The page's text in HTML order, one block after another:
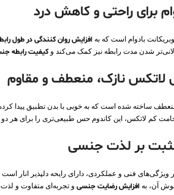
برای راحتی و کاهش درد
بادوام است که به افزایش روان‌ کنندگی در طول
شدن مدت رابطه نیز کمک می‌کند و کیفیت رابطه
نازک، منعطف و مقاوم
ساخته شده است که به خوبی با بدن تطبیق پیدا
کم لاتکس، این کاندوم حس طبیعی‌تری را برای
مثبت بر لذت جنسی
ویژگی‌های فنی و عملکردی، دارای رایحه دلپذیر انار است
آن، به افزایش رضایت جنسی و تجربه‌ای متفاوت و